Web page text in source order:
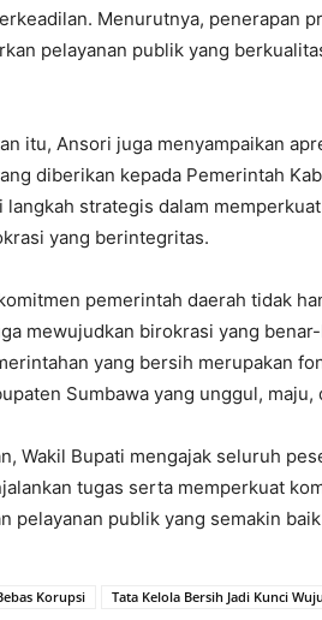
Menurutnya, penerapan
pelayanan publik yang
itu, Ansori juga menyampaikan
diberikan kepada Pemerintah
strategis dalam
yang berintegritas.
pemerintah daerah tidak
mewujudkan birokrasi yang
yang bersih merupakan
Sumbawa yang unggul, maju,
Wakil Bupati mengajak seluruh
tugas serta memperkuat
pelayanan publik yang semakin
Korupsi Tata Kelola Bersih Jadi Kunci